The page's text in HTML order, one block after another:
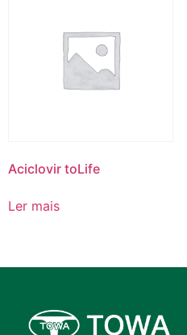
Aciclovir toLife
Ler mais